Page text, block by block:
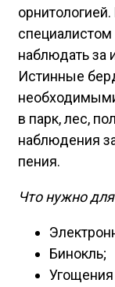
специалистом
наблюдать за
Истинные
в парк, лес,
наблюдения
пения.
Что нужно
Бинокль;